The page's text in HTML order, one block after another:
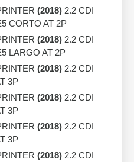
(2018) 2.2 CDI
CORTO AT 2P
(2018) 2.2 CDI
LARGO AT 2P
(2018) 2.2 CDI
3P
(2018) 2.2 CDI
3P
(2018) 2.2 CDI
3P
(2018) 2.2 CDI